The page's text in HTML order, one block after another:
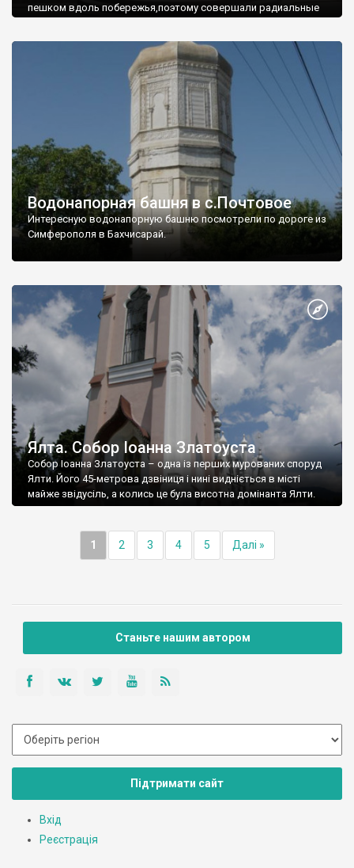
пешком вдоль побережья,поэтому совершали радиальные
Водонапорная башня в с.Почтовое
Интересную водонапорную башню посмотрели по дороге из
Симферополя в Бахчисарай.
Ялта. Собор Іоанна Златоуста
Собор Іоанна Златоуста – одна із перших мурованих споруд
Ялти. Його 45-метрова дзвіниця і нині видніється в місті
майже звідусіль, а колись це була висотна домінанта Ялти.
1 2 3 4 5 Далі »
Станьте нашим автором
Підтримати сайт
Вхід
Реєстрація